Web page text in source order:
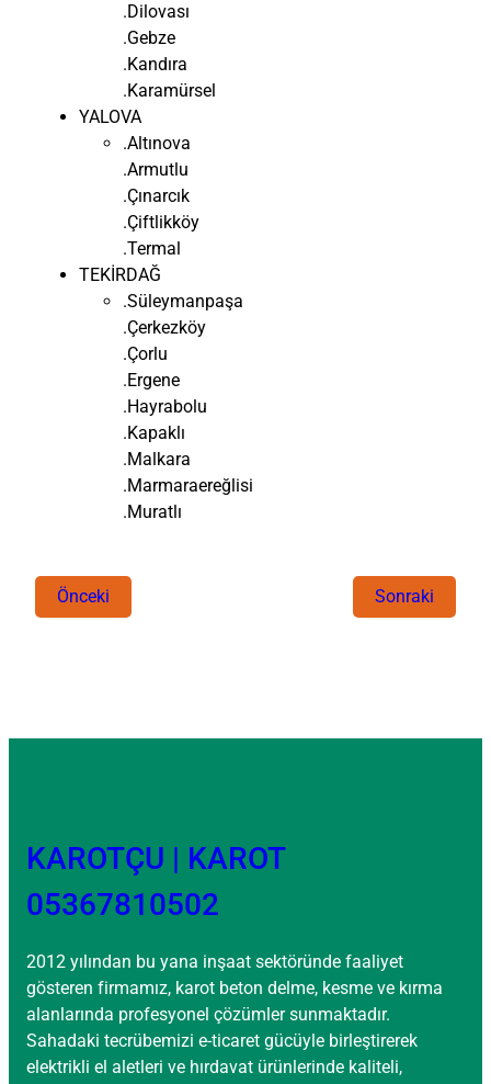
.Dilovası
.Gebze
.Kandıra
.Karamürsel
YALOVA
.Altınova
.Armutlu
.Çınarcık
.Çiftlikköy
.Termal
TEKİRDAĞ
.Süleymanpaşa
.Çerkezköy
.Çorlu
.Ergene
.Hayrabolu
.Kapaklı
.Malkara
.Marmaraereğlisi
.Muratlı
Önceki Sonraki
KAROTÇU | KAROT
05367810502
2012 yılından bu yana inşaat sektöründe faaliyet
gösteren firmamız, karot beton delme, kesme ve kırma
alanlarında profesyonel çözümler sunmaktadır.
Sahadaki tecrübemizi e-ticaret gücüyle birleştirerek
elektrikli el aletleri ve hırdavat ürünlerinde kaliteli,